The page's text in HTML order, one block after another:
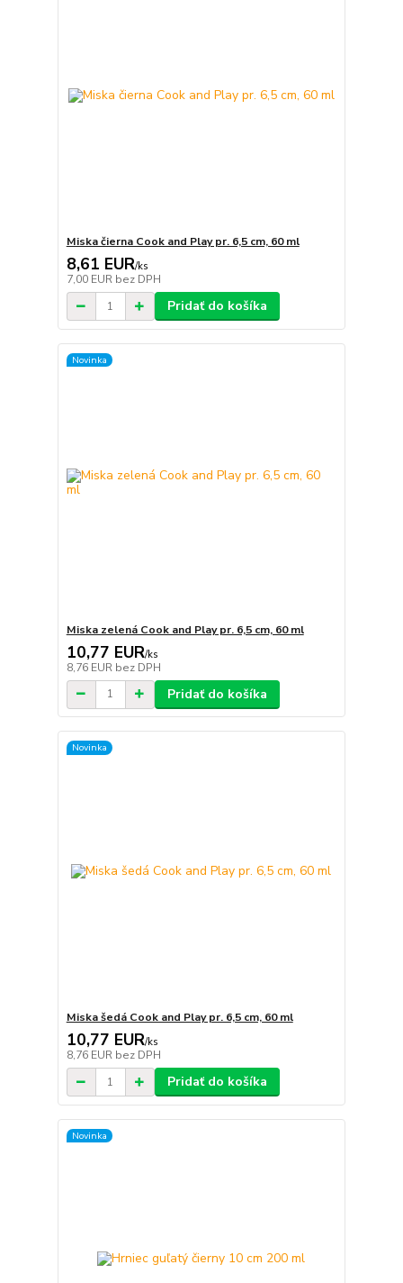
Miska čierna Cook and Play pr. 6,5 cm, 60 ml
8,61 EUR/ks
7,00 EUR bez DPH
Pridať do košíka
Novinka
Miska zelená Cook and Play pr. 6,5 cm, 60 ml
10,77 EUR/ks
8,76 EUR bez DPH
Pridať do košíka
Novinka
Miska šedá Cook and Play pr. 6,5 cm, 60 ml
10,77 EUR/ks
8,76 EUR bez DPH
Pridať do košíka
Novinka